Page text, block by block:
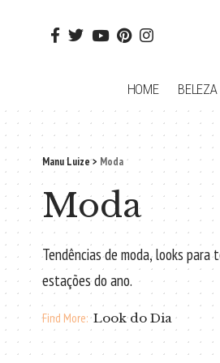
HOME BELEZA
Manu Luize> Moda
Moda
Tendências de moda, looks para
estações do ano.
Find More: Look do Dia